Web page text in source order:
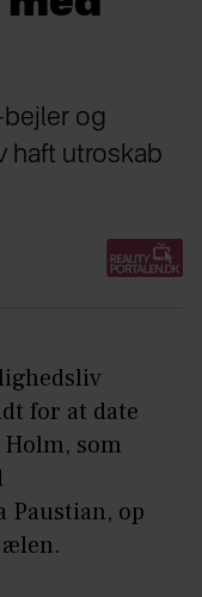
bejler og
haft utroskab
for at date
som
Paustian, op